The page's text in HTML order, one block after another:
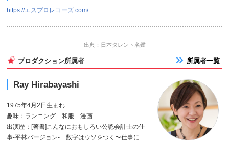
https://エスプロレコーズ.com/
出典：日本タレント名鑑
プロダクション所属者 所属者一覧
Ray Hirabayashi
1975年4月2日生まれ
趣味：ランニング 和服 漫画
出演歴：[著書]こんなにおもしろい公認会計士の仕
事-平林バージョン- 数字はウソをつく〜仕事に使